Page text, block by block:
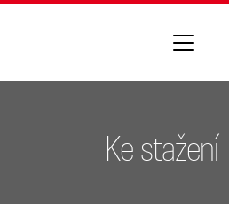
Ke stažení